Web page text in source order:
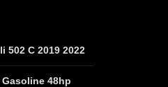
502 C 2019 2022
Gasoline 48hp